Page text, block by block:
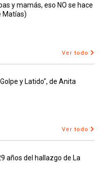
y mamás, eso NO se hace
Matías)
Ver todo
y Latido", de Anita
Ver todo
años del hallazgo de La